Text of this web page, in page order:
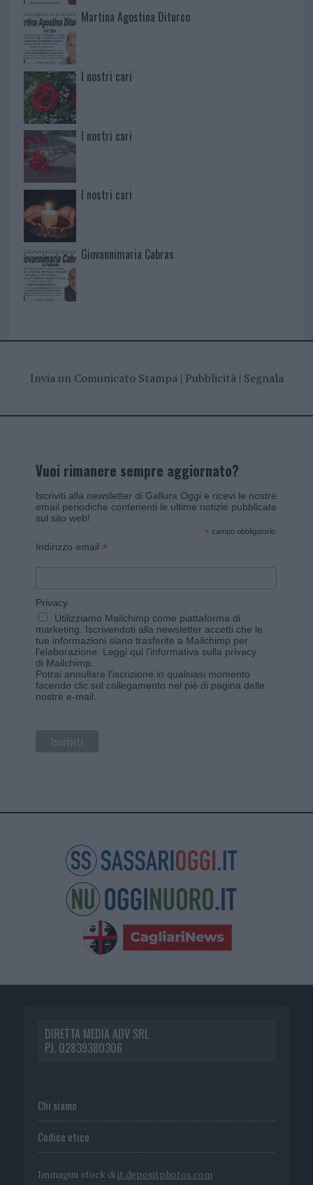
Martina Agostina Diturco
I nostri cari
I nostri cari
I nostri cari
Giovannimaria Cabras
Invia un Comunicato Stampa| Pubblicità| Segnala
Vuoi rimanere sempre aggiornato?
Iscriviti alla newsletter di Gallura Oggi e ricevi le nostre
email periodiche contenenti le ultime notizie pubblicate
sul sito web!
* campo obbligatorio
Indirizzo email *
Privacy
Utilizziamo Mailchimp come piattaforma di
marketing. Iscrivendoti alla newsletter accetti che le
tue informazioni siano trasferite a Mailchimp per
l'elaborazione. Leggi qui l'informativa sulla privacy
di Mailchimp
Potrai annullare l'iscrizione in qualsiasi momento
facendo clic sul collegamento nel piè di pagina delle
nostre e-mail.
DIRETTA MEDIA ADV SRL
P.I. 02839380306
Chi siamo
Codice etico
Immagini stock di it.depositphotos.com